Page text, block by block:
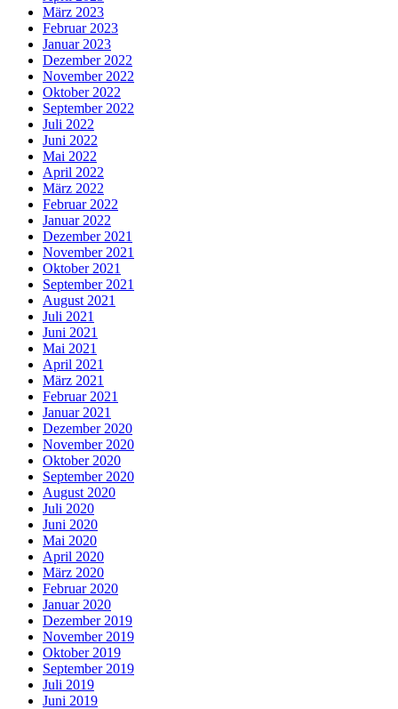
März 2023
Februar 2023
Januar 2023
Dezember 2022
November 2022
Oktober 2022
September 2022
Juli 2022
Juni 2022
Mai 2022
April 2022
März 2022
Februar 2022
Januar 2022
Dezember 2021
November 2021
Oktober 2021
September 2021
August 2021
Juli 2021
Juni 2021
Mai 2021
April 2021
März 2021
Februar 2021
Januar 2021
Dezember 2020
November 2020
Oktober 2020
September 2020
August 2020
Juli 2020
Juni 2020
Mai 2020
April 2020
März 2020
Februar 2020
Januar 2020
Dezember 2019
November 2019
Oktober 2019
September 2019
Juli 2019
Juni 2019